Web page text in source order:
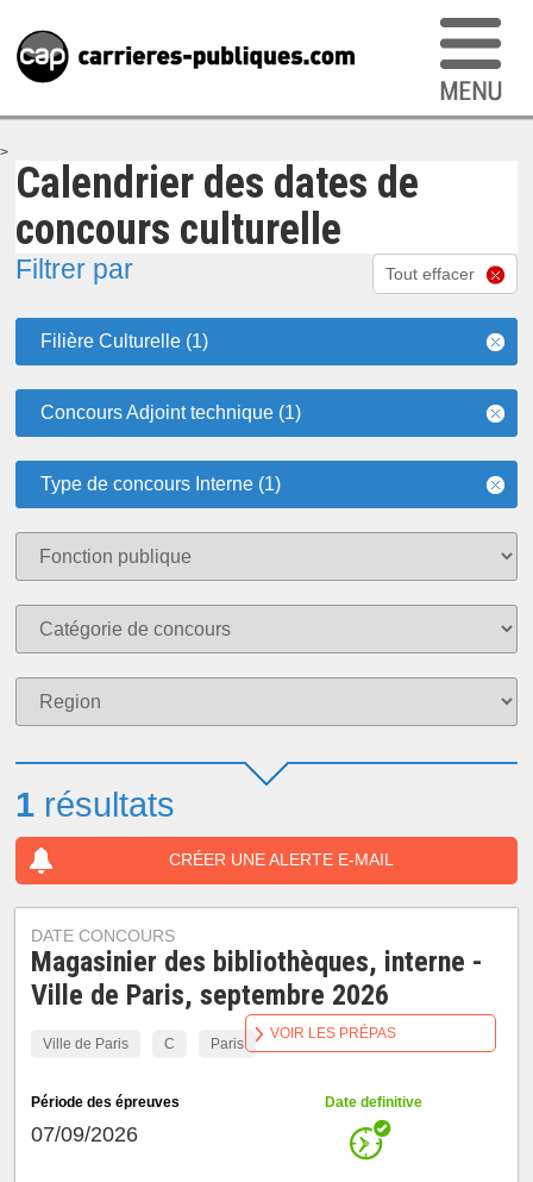
>
Calendrier des dates de
concours culturelle
Filtrer par Tout effacer
Filière Culturelle (1)
Concours Adjoint technique (1)
Type de concours Interne (1)
1 résultats
CRÉER UNE ALERTE E-MAIL
DATE CONCOURS
Magasinier des bibliothèques, interne -
Ville de Paris, septembre 2026
Ville de Paris C Paris
Période des épreuves
07/09/2026
Date definitive
VOIR LES PRÉPAS